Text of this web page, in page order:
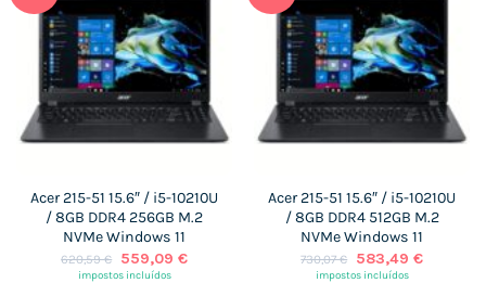
Acer 215-51 15.6″ / i5-10210U
/ 8GB DDR4 256GB M.2
NVMe Windows 11
620,59€
O
preço
559,09 €O
impostos incluídos
Acer 215-51 15.6″ / i5-10210U
/ 8GB DDR4 512GB M.2
NVMe Windows 11
730,07€
O
preço
583,49 €O
impostos incluídos